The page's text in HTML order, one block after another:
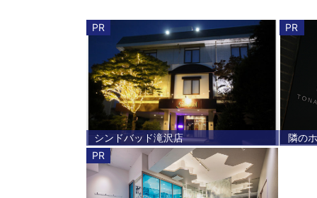
PR
シンドバッド滝沢店
PR
隣の
PR